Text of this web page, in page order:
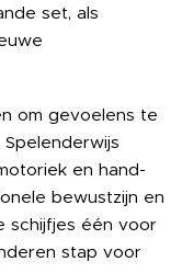
set, als
om gevoelens te
en hand-
bewustzijn en
schijfjes één voor
stap voor